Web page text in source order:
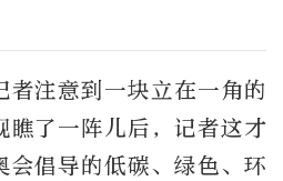
者注意到一块立在一角的
瞧了一阵儿后，记者这才
会倡导的低碳、绿色、环